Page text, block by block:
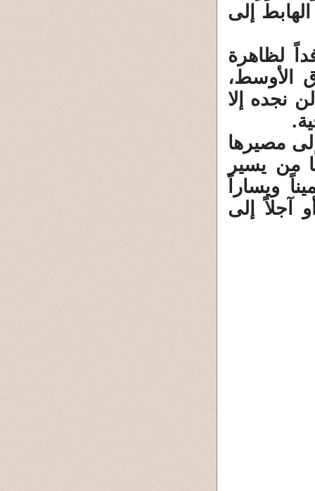
إلى
لظاهرة
‏الأوسط،
نجده إلا
مصيرها
‏من يسير
ويساراً
آجلاً إلى